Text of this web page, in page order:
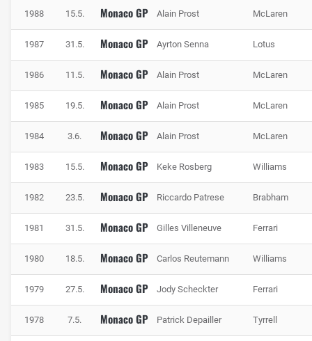
1988 15.5. Monaco GP Alain Prost McLaren
1987 31.5. Monaco GP Ayrton Senna Lotus
1986 11.5. Monaco GP Alain Prost McLaren
1985 19.5. Monaco GP Alain Prost McLaren
1984 3.6. Monaco GP Alain Prost McLaren
1983 15.5. Monaco GP Keke Rosberg Williams
1982 23.5. Monaco GP Riccardo Patrese Brabham
1981 31.5. Monaco GP Gilles Villeneuve Ferrari
1980 18.5. Monaco GP Carlos Reutemann Williams
1979 27.5. Monaco GP Jody Scheckter Ferrari
1978 7.5. Monaco GP Patrick Depailler Tyrrell